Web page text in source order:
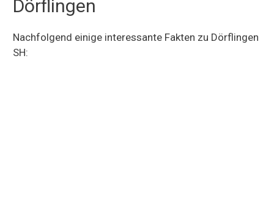
Dörflingen
Nachfolgend einige interessante Fakten zu Dörflingen
SH: